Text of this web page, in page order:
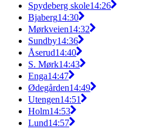
Spydeberg skole14:26
Bjaberg14:30
Mørkveien14:32
Sundby14:36
Åserud14:40
S. Mørk14:43
Enga14:47
Ødegården14:49
Utengen14:51
Holm14:53
Lund14:57